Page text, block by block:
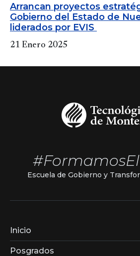
Arrancan proyectos
Gobierno del Estado de
liderados por EVIS
21 Enero 2025
Escuela de Gobierno y
Inicio
Posgrados